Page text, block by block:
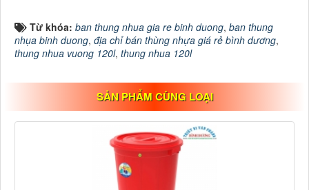
Từ khóa: ban thung nhua gia re binh duong, ban thung
nhụa binh duong, địa chỉ bán thùng nhựa giá rẻ bình dương,
thung nhua vuong 120l, thung nhua 120l
SẢN PHẨM CÙNG LOẠI